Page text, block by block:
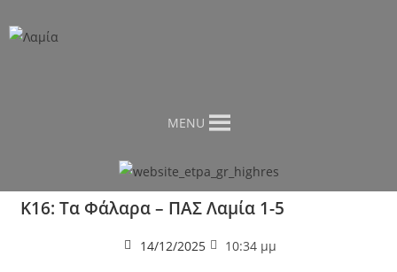
MENU
Κ16: Τα Φάλαρα – ΠΑΣ Λαμία 1-5
14/12/2025 10:34 μμ